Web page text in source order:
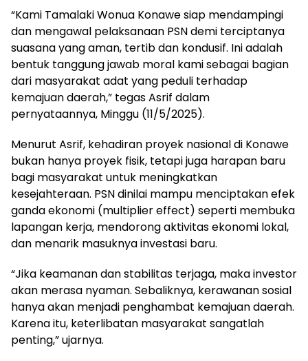
“Kami Tamalaki Wonua Konawe siap mendampingi
dan mengawal pelaksanaan PSN demi terciptanya
suasana yang aman, tertib dan kondusif. Ini adalah
bentuk tanggung jawab moral kami sebagai bagian
dari masyarakat adat yang peduli terhadap
kemajuan daerah,” tegas Asrif dalam
pernyataannya, Minggu (11/5/2025).
Menurut Asrif, kehadiran proyek nasional di Konawe
bukan hanya proyek fisik, tetapi juga harapan baru
bagi masyarakat untuk meningkatkan
kesejahteraan. PSN dinilai mampu menciptakan efek
ganda ekonomi (multiplier effect) seperti membuka
lapangan kerja, mendorong aktivitas ekonomi lokal,
dan menarik masuknya investasi baru.
“Jika keamanan dan stabilitas terjaga, maka investor
akan merasa nyaman. Sebaliknya, kerawanan sosial
hanya akan menjadi penghambat kemajuan daerah.
Karena itu, keterlibatan masyarakat sangatlah
penting,” ujarnya.